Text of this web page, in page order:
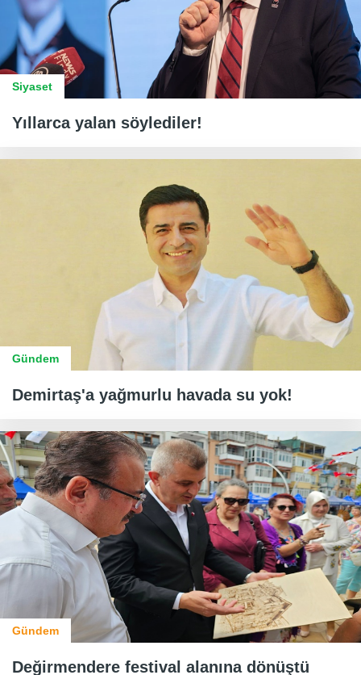
Siyaset
Yıllarca yalan söylediler!
Gündem
Demirtaş'a yağmurlu havada su yok!
Gündem
Değirmendere festival alanına dönüştü